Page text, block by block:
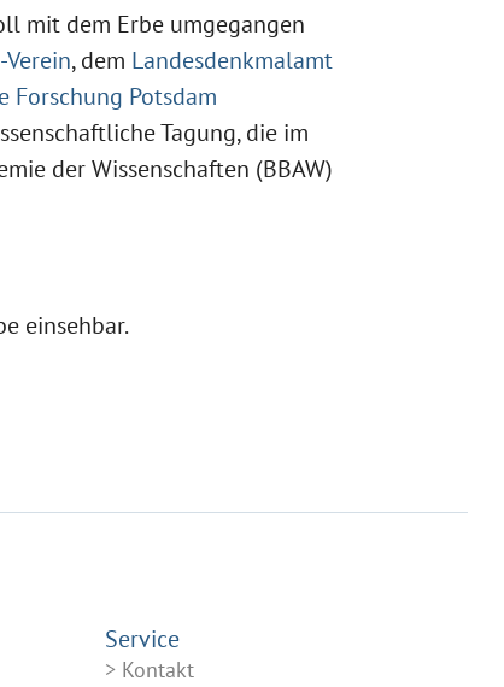
mit dem Erbe umgegangen
, dem Landesdenkmalamt
Forschung Potsdam
Tagung, die im
der Wissenschaften (BBAW)
einsehbar.
Service
Kontakt